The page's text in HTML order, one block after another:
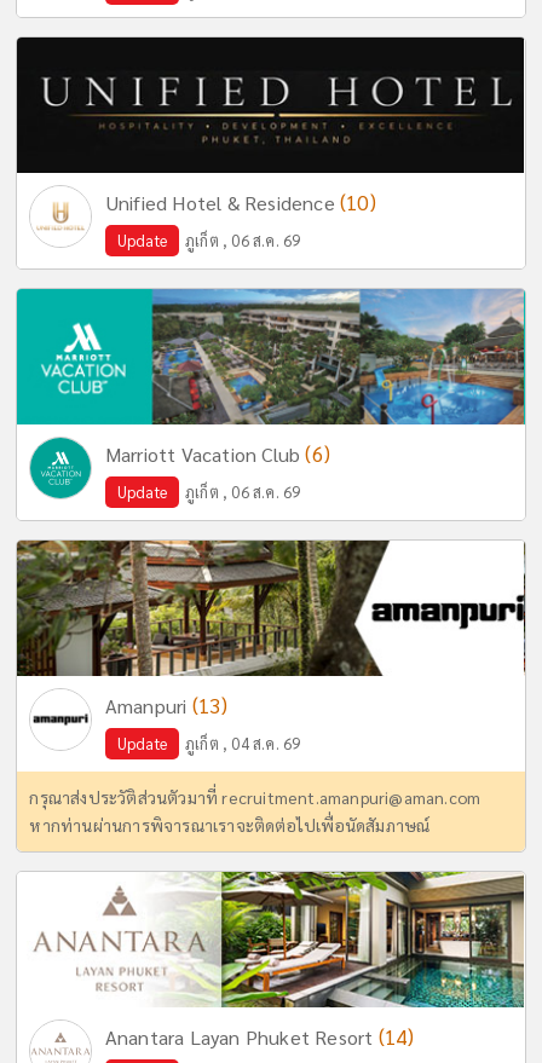
Unified Hotel & Residence (10)
Update ภูเก็ต , 06 ส.ค. 69
Marriott Vacation Club(6)
Update ภูเก็ต , 06 ส.ค. 69
Amanpuri (13)
Update ภูเก็ต , 04 ส.ค. 69
กรุณาส่งประวัติส่วนตัวมาที่recruitment.amanpuri@aman.com
หากท่านผ่านการพิจารณาเราจะติดต่อไปเพื่อนัดสัมภาษณ์
Anantara Layan Phuket Resort (14)